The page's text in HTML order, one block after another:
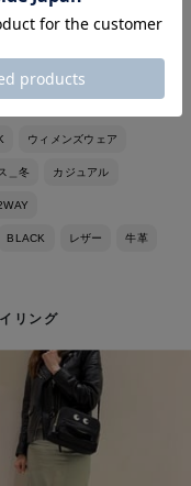
で是非店頭でも見比べ
ウィメンズウェア
＿冬 カジュアル
BLACK レザー 牛革
リング